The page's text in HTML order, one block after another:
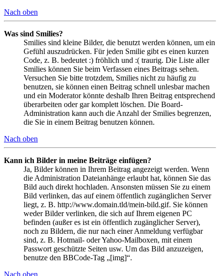
Nach oben
Was sind Smilies?
Smilies sind kleine Bilder, die benutzt werden können, um ein
Gefühl auszudrücken. Für jeden Smilie gibt es einen kurzen
Code, z. B. bedeutet :) fröhlich und :( traurig. Die Liste aller
Smilies können Sie beim Verfassen eines Beitrags sehen.
Versuchen Sie bitte trotzdem, Smilies nicht zu häufig zu
benutzen, sie können einen Beitrag schnell unlesbar machen
und ein Moderator könnte deshalb Ihren Beitrag entsprechend
überarbeiten oder gar komplett löschen. Die Board-
Administration kann auch die Anzahl der Smilies begrenzen,
die Sie in einem Beitrag benutzen können.
Nach oben
Kann ich Bilder in meine Beiträge einfügen?
Ja, Bilder können in Ihrem Beitrag angezeigt werden. Wenn
die Administration Dateianhänge erlaubt hat, können Sie das
Bild auch direkt hochladen. Ansonsten müssen Sie zu einem
Bild verlinken, das auf einem öffentlich zugänglichen Server
liegt, z. B. http://www.domain.tld/mein-bild.gif. Sie können
weder Bilder verlinken, die sich auf Ihrem eigenen PC
befinden (außer es ist ein öffentlich zugänglicher Server),
noch zu Bildern, die nur nach einer Anmeldung verfügbar
sind, z. B. Hotmail- oder Yahoo-Mailboxen, mit einem
Passwort geschützte Seiten usw. Um das Bild anzuzeigen,
benutze den BBCode-Tag „[img]“.
Nach oben